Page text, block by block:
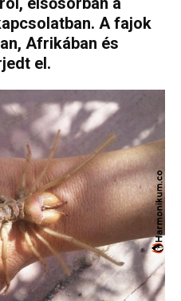
A fajok
Afrikában és
el.